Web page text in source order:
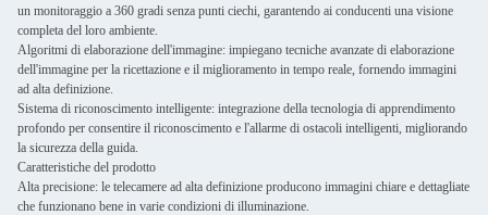
un monitoraggio a 360 gradi senza punti ciechi, garantendo ai conducenti una visione
completa del loro ambiente.
Algoritmi di elaborazione dell'immagine: impiegano tecniche avanzate di elaborazione
dell'immagine per la ricettazione e il miglioramento in tempo reale, fornendo immagini
ad alta definizione.
Sistema di riconoscimento intelligente: integrazione della tecnologia di apprendimento
profondo per consentire il riconoscimento e l'allarme di ostacoli intelligenti, migliorando
la sicurezza della guida.
Caratteristiche del prodotto
Alta precisione: le telecamere ad alta definizione producono immagini chiare e dettagliate
che funzionano bene in varie condizioni di illuminazione.